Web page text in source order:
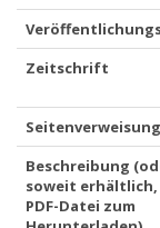
Zeitschrift
Seitenverweisung
Beschreibung
soweit erhältlich,
PDF-Datei zum